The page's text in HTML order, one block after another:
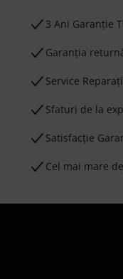
3 Ani Garanție
Garanţia
Service
Sfaturi de la
Satisfacție
Cel mai mare